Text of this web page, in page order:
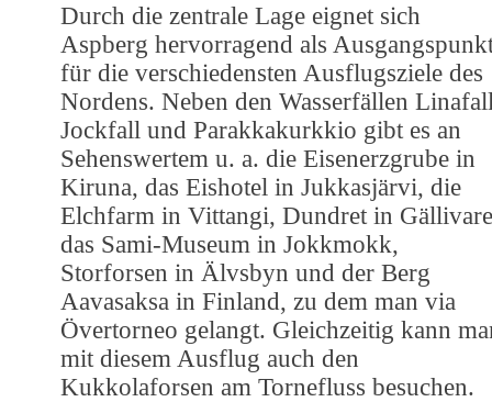
Durch die zentrale Lage eignet sich
Aspberg hervorragend als
für die verschiedensten Ausflugsziele des
Nordens. Neben den Wasserfällen
Jockfall und Parakkakurkkio gibt es an
Sehenswertem u. a. die Eisenerzgrube in
Kiruna, das Eishotel in Jukkasjärvi, die
Elchfarm in Vittangi, Dundret in
das Sami-Museum in Jokkmokk,
Storforsen in Älvsbyn und der Berg
Aavasaksa in Finland, zu dem man via
Övertorneo gelangt. Gleichzeitig kann
mit diesem Ausflug auch den
Kukkolaforsen am Tornefluss besuchen.